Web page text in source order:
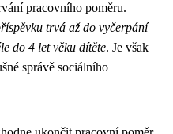
pracovního poměru.
trvá až do vyčerpání
do 4 let věku dítěte. Je však
správě sociálního